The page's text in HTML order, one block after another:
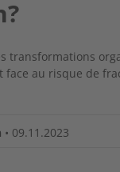
transformations
face au risque de
• 09.11.2023